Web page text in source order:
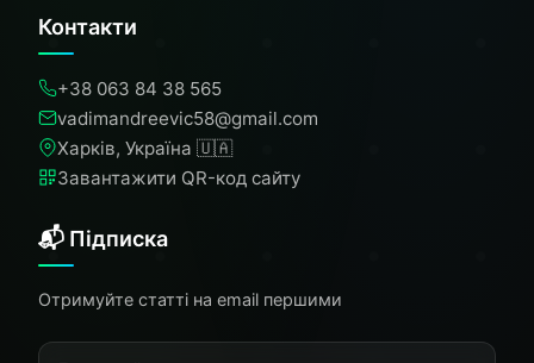
Контакти
+38 063 84 38 565
vadimandreevic58@gmail.com
Харків, Україна 🇺🇦
Завантажити QR-код сайту
📬 Підписка
Отримуйте статті на email першими